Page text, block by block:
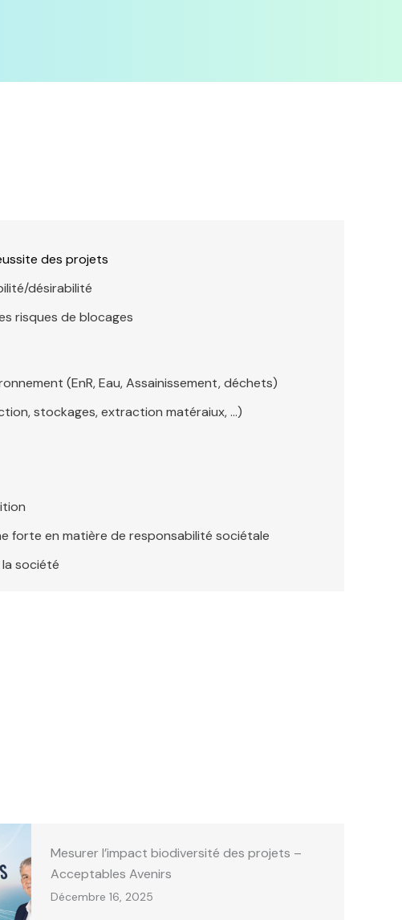
des projets
désirabilité
risques de blocages
(EnR, Eau, Assainissement, déchets)
stockages, extraction matéraiux, …)
forte en matière de responsabilité sociétale
société
Mesurer l’impact biodiversité des projets –
Acceptables Avenirs
Décembre 16, 2025